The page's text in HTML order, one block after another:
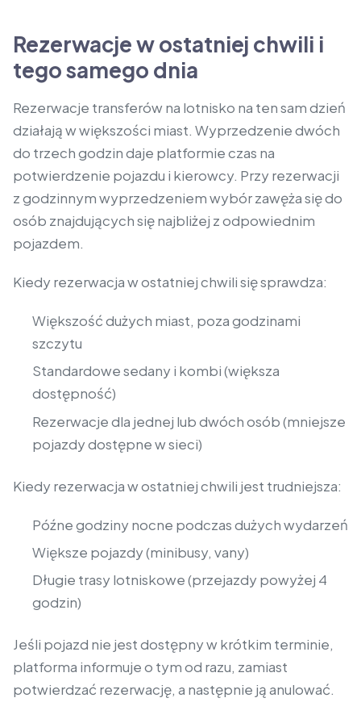
Rezerwacje w ostatniej chwili i
tego samego dnia
Rezerwacje transferów na lotnisko na ten sam dzień
działają w większości miast. Wyprzedzenie dwóch
do trzech godzin daje platformie czas na
potwierdzenie pojazdu i kierowcy. Przy rezerwacji
z godzinnym wyprzedzeniem wybór zawęża się do
osób znajdujących się najbliżej z odpowiednim
pojazdem.
Kiedy rezerwacja w ostatniej chwili się sprawdza:
Większość dużych miast, poza godzinami
szczytu
Standardowe sedany i kombi (większa
dostępność)
Rezerwacje dla jednej lub dwóch osób (mniejsze
pojazdy dostępne w sieci)
Kiedy rezerwacja w ostatniej chwili jest trudniejsza:
Późne godziny nocne podczas dużych wydarzeń
Większe pojazdy (minibusy, vany)
Długie trasy lotniskowe (przejazdy powyżej 4
godzin)
Jeśli pojazd nie jest dostępny w krótkim terminie,
platforma informuje o tym od razu, zamiast
potwierdzać rezerwację, a następnie ją anulować.